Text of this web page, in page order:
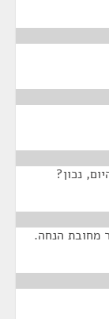
נכון?
מחובת הנחה.